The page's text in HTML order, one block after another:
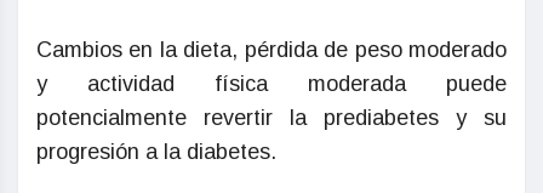
Cambios en la dieta, pérdida de peso moderado
y actividad física moderada puede
potencialmente revertir la prediabetes y su
progresión a la diabetes.